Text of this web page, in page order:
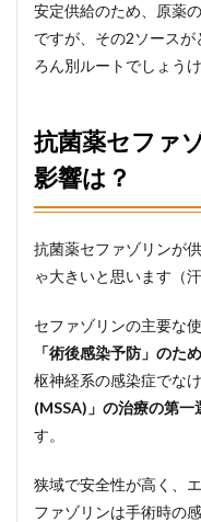
安定供給のため、原薬
ですが、その2ソース
ろん別ルートでしょう
抗菌薬セファ
影響は？
抗菌薬セファゾリンが
ゃ大きいと思います（汗
セファゾリンの主要な
「術後感染予防」のた
枢神経系の感染症でな
(MSSA)」の治療の第一
す。
狭域で安全性が高く、
ファゾリンは手術時の